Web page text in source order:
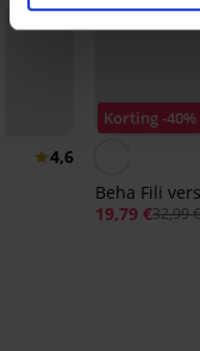
4,6
Korting -40%
Beha Fili
19,79 €32,99 €